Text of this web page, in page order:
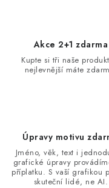
y
Akce 2+1 zdarma
Kupte si tři naše
nejlevnější máte
Úpravy motivu
Jméno, věk, text i
grafické úpravy
příplatku. S vaší grafikou
skuteční lidé, ne AI.